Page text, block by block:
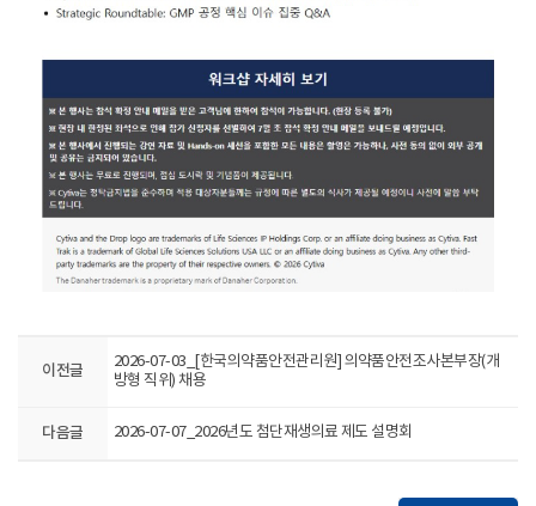
이전글
2026-07-03_[한국의약품안전관리원] 의약품안전조사본부장(개
방형 직위) 채용
다음글 2026-07-07_2026년도 첨단재생의료 제도 설명회